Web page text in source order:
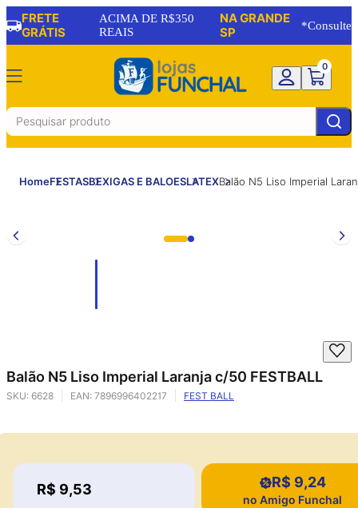
FRETE
GRÁTIS
ACIMA DE R$350
REAIS
NA GRANDE
SP
*Consulte
0
HomeFESTASBEXIGAS E BALOESLATEXBalão N5 Liso Imperial
Balão N5 Liso Imperial Laranja c/50 FESTBALL
SKU: 6628 EAN: 7896996402217 FEST BALL
Price:
R$ 9,53 Price:
R$ 9,24
no Amigo Funchal